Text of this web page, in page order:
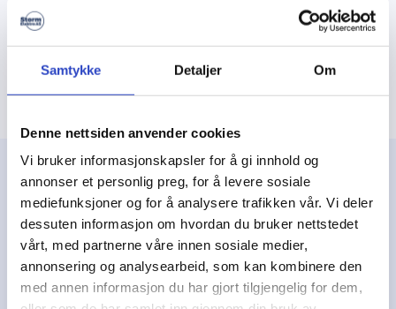
Samtykke Detaljer Om
Denne nettsiden anvender cookies
Vi bruker informasjonskapsler for å gi innhold og
annonser et personlig preg, for å levere sosiale
mediefunksjoner og for å analysere trafikken vår. Vi deler
dessuten informasjon om hvordan du bruker nettstedet
vårt, med partnerne våre innen sosiale medier,
annonsering og analysearbeid, som kan kombinere den
med annen informasjon du har gjort tilgjengelig for dem,
Ta kontakt
Våre tjenester
Vi i Storm Elektro utfører alt av
elektroarbeider